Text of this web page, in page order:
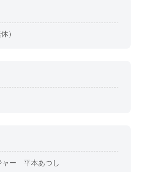
）
ャー 平本あつし